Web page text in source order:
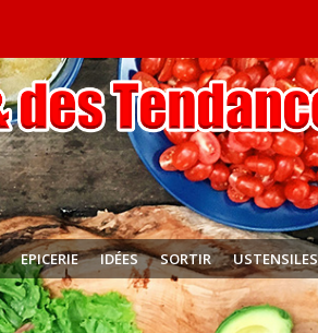
EPICERIE IDÉES SORTIR USTENSILES